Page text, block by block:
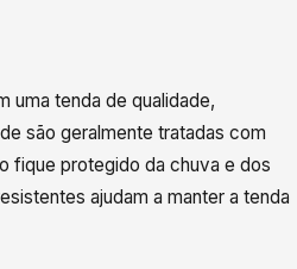
uma tenda de qualidade,
são geralmente tratadas com
fique protegido da chuva e dos
ajudam a manter a tenda